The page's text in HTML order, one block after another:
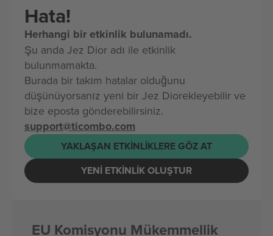
Hata!
Herhangi bir etkinlik bulunamadı.
Şu anda Jez Dior adı ile etkinlik
bulunmamakta.
Burada bir takım hatalar olduğunu
düşünüyorsanız yeni bir Jez Diorekleyebilir ve
bize eposta gönderebilirsiniz.
support@ticombo.com
YAKLAŞAN ETKINLIKLERE GÖZ AT
YENI ETKINLIK OLUŞTUR
EU Komisyonu Mükemmellik